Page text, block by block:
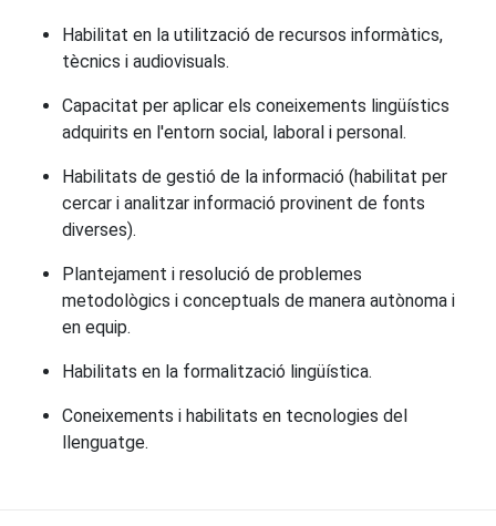
Habilitat en la utilització de recursos informàtics,
tècnics i audiovisuals.
Capacitat per aplicar els coneixements lingüístics
adquirits en l'entorn social, laboral i personal.
Habilitats de gestió de la informació (habilitat per
cercar i analitzar informació provinent de fonts
diverses).
Plantejament i resolució de problemes
metodològics i conceptuals de manera autònoma i
en equip.
Habilitats en la formalització lingüística.
Coneixements i habilitats en tecnologies del
llenguatge.